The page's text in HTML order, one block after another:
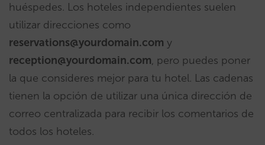
huéspedes. Los hoteles independientes suelen
utilizar direcciones como
reservations@yourdomain.com y
reception@yourdomain.com, pero puedes poner
la que consideres mejor para tu hotel. Las cadenas
tienen la opción de utilizar una única dirección de
correo centralizada para recibir los comentarios de
todos los hoteles.